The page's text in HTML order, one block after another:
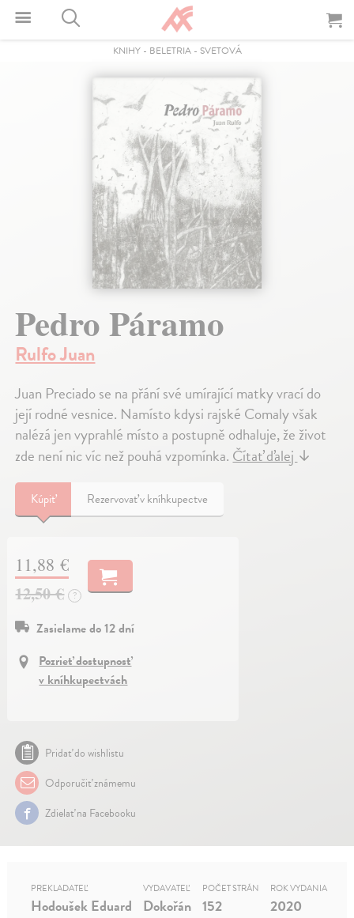
KNIHY- BELETRIA- SVETOVÁ
Pedro Páramo
Rulfo Juan
Juan Preciado se na přání své umírající matky vrací do
její rodné vesnice. Namísto kdysi rajské Comaly však
nalézá jen vyprahlé místo a postupně odhaluje, že život
zde není nic víc než pouhá vzpomínka.Čítať ďalej↓
Kúpiť Rezervovať v kníhkupectve
11,88 €
12,50 € ?
Zasielame do 12 dní
Pozrieť dostupnosť
v kníhkupectvách
Pridať do wishlistu
Odporučiť známemu
Zdielať na Facebooku
PREKLADATEĽ
Hodoušek Eduard
VYDAVATEĽ
Dokořán
POČET STRÁN
152
ROK VYDANIA
2020